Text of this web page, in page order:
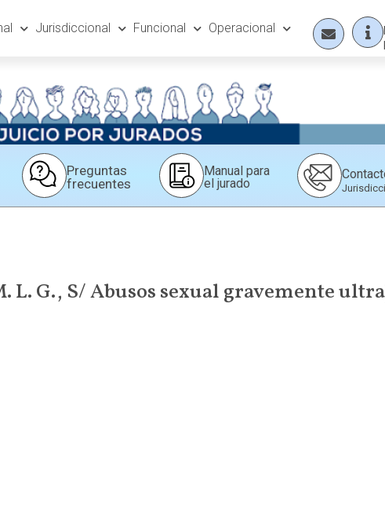
Jurisdiccional Funcional Operacional
Preguntas
frecuentes
Manual para
el jurado
L. G., S/ Abusos sexual gravemente